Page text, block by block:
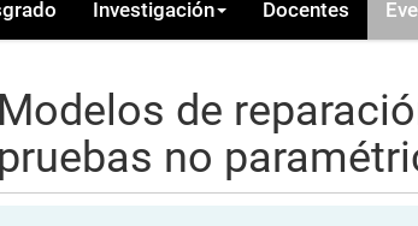
Investigación Docentes
de
no